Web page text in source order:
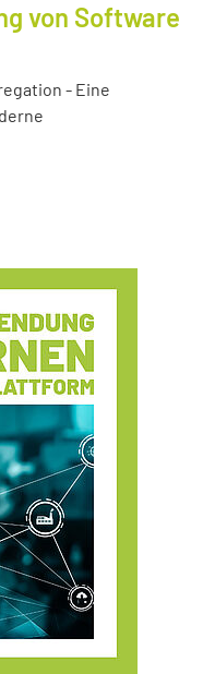
von Software
- Eine